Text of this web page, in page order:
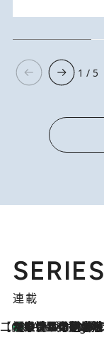
1 / 5
SERIES
連載
【CREA×星野リゾート】唯一無二。癒し
2 Hours Ago
【トンボの足水浴】ヒノキの香りに包まれて涼感マックス！約13℃の湧水かけ流しを